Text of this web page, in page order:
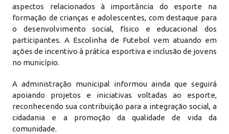
aspectos relacionados à importância do esporte na
formação de crianças e adolescentes, com destaque para
o desenvolvimento social, físico e educacional dos
participantes. A Escolinha de Futebol vem atuando em
ações de incentivo à prática esportiva e inclusão de jovens
no município.
A administração municipal informou ainda que seguirá
apoiando projetos e iniciativas voltadas ao esporte,
reconhecendo sua contribuição para a integração social, a
cidadania e a promoção da qualidade de vida da
comunidade.